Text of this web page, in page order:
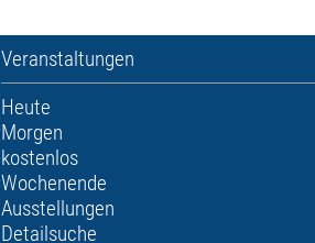
Veranstaltungen
Heute
Morgen
kostenlos
Wochenende
Ausstellungen
Detailsuche